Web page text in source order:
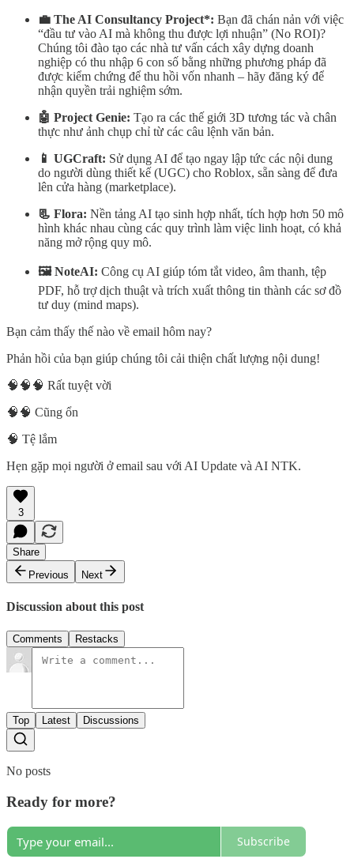
💼 The AI Consultancy Project*: Bạn đã chán nản với việc
“đầu tư vào AI mà không thu được lợi nhuận” (No ROI)?
Chúng tôi đào tạo các nhà tư vấn cách xây dựng doanh
nghiệp có thu nhập 6 con số bằng những phương pháp đã
được kiểm chứng để thu hồi vốn nhanh – hãy đăng ký để
nhận quyền trải nghiệm sớm.
🤖 Project Genie: Tạo ra các thế giới 3D tương tác và chân
thực như ảnh chụp chỉ từ các câu lệnh văn bản.
📱 UGCraft: Sử dụng AI để tạo ngay lập tức các nội dung
do người dùng thiết kế (UGC) cho Roblox, sẵn sàng để đưa
lên cửa hàng (marketplace).
📃 Flora: Nền tảng AI tạo sinh hợp nhất, tích hợp hơn 50 mô
hình khác nhau cùng các quy trình làm việc linh hoạt, có khả
năng mở rộng quy mô.
🖼️ NoteAI: Công cụ AI giúp tóm tắt video, âm thanh, tệp
PDF, hỗ trợ dịch thuật và trích xuất thông tin thành các sơ đồ
tư duy (mind maps).
Bạn cảm thấy thế nào về email hôm nay?
Phản hồi của bạn giúp chúng tôi cải thiện chất lượng nội dung!
🧠🧠🧠 Rất tuyệt vời
🧠🧠 Cũng ổn
🧠 Tệ lắm
Hẹn gặp mọi người ở email sau với AI Update và AI NTK.
3
Share
Previous
Next
Discussion about this post
Comments Restacks
Top Latest Discussions
No posts
Ready for more?
Subscribe